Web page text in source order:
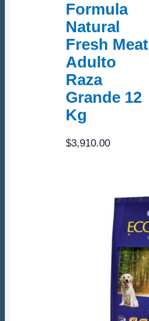
Formula
Natural
Fresh Meat
Adulto
Raza
Grande 12
Kg
$3,910.00